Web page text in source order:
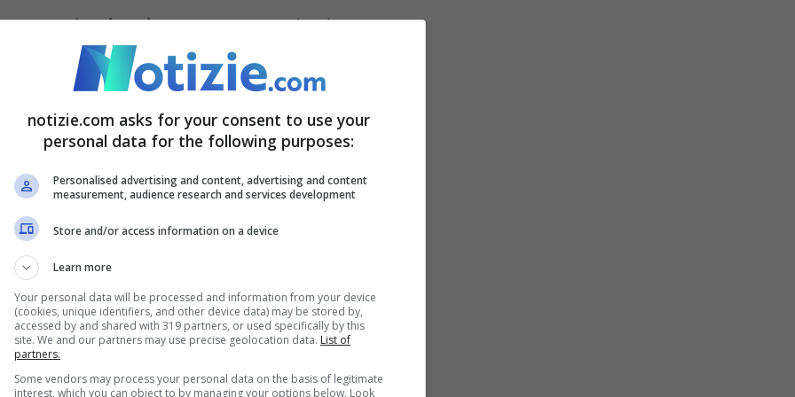
che viene incassata,punto che deve
agire in conseguenza a queste situazioni.
elaborazioni della Corte dei Conti sulla
relazione sul Rendiconto Generale dello
riflessioni verso il futuro per cercare di
del tutto evidente come le probabilità di
siano molto ridotte
delle ispezioni
per quanto riguarda le ispezioni del Fisco,
notizie.com asks for your consent to use your
personal data for the following purposes:
Personalised advertising and content, advertising and content
measurement, audience research and services development
Store and/or access information on a device
Learn more
Your personal data will be processed and information from your device
(cookies, unique identifiers, and other device data) may be stored by,
accessed by and shared with 319 partners, or used specifically by this
site. We and our partners may use precise geolocation data. List of
partners.
Some vendors may process your personal data on the basis of legitimate
interest, which you can object to by managing your options below. Look